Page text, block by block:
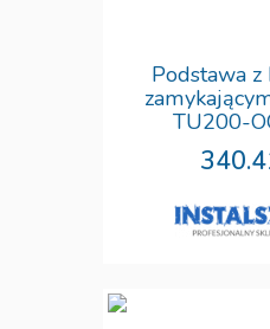
Podstawa z
TU200-